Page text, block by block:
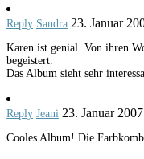
Reply Sandra 23. Januar
Karen ist genial. Von ihren
begeistert.
Das Album sieht sehr
Reply Jeani 23. Januar
Cooles Album! Die